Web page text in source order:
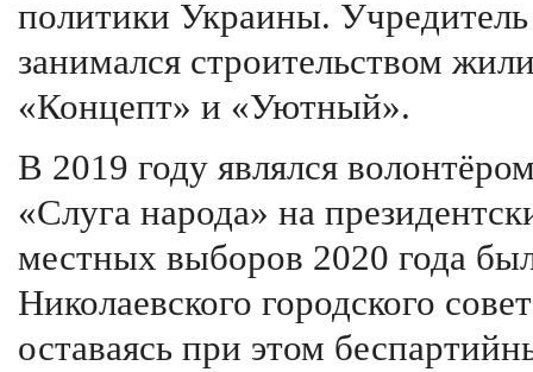
политики Украины.
занимался строительством
«Концепт» и «Уютный».
В 2019 году являлся
«Слуга народа» на
местных выборов 2020 года
Николаевского городского
оставаясь при этом